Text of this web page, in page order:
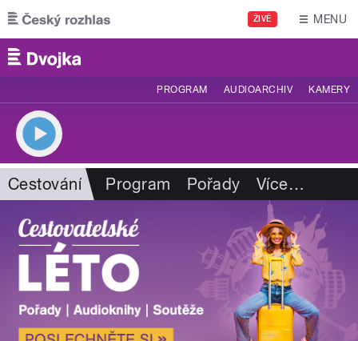
Přejít k hlavnímu obsahu
ŽIVĚ MENU
PROGRAM AUDIOARCHIV KAMERY
Cestování Program Pořady Více…